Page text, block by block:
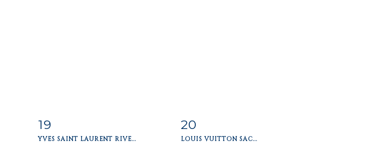
19
YVES SAINT LAURENT RIVE...
20
LOUIS VUITTON SAC...